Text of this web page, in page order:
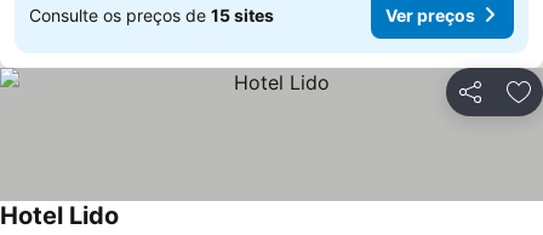
Consulte os preços de 15 sites Ver preços
Partilhar
Hotel Lido